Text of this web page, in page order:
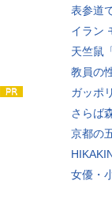
表参道
イラン
天竺鼠
教員の
ガッポ
さらば
京都の
女優・